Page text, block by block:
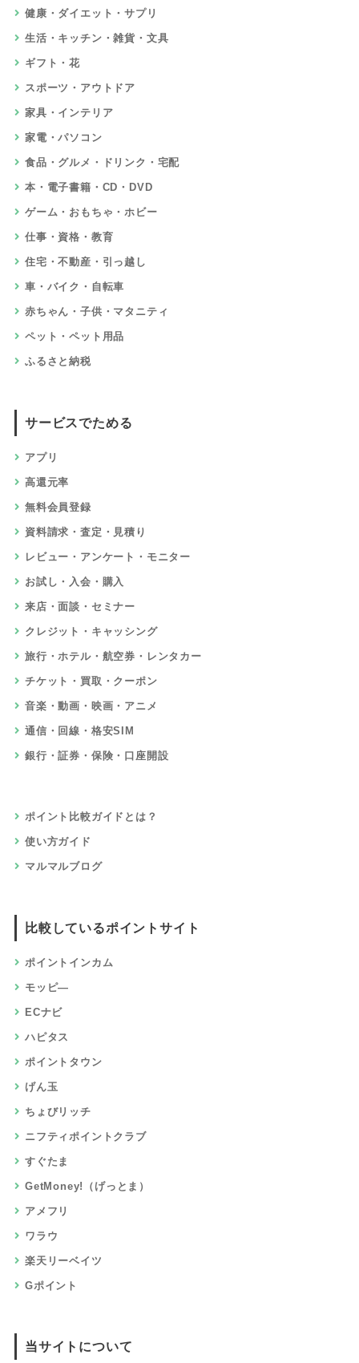
健康・ダイエット・サプリ
生活・キッチン・雑貨・文具
ギフト・花
スポーツ・アウトドア
家具・インテリア
家電・パソコン
食品・グルメ・ドリンク・宅配
本・電子書籍・CD・DVD
ゲーム・おもちゃ・ホビー
仕事・資格・教育
住宅・不動産・引っ越し
車・バイク・自転車
赤ちゃん・子供・マタニティ
ペット・ペット用品
ふるさと納税
サービスでためる
アプリ
高還元率
無料会員登録
資料請求・査定・見積り
レビュー・アンケート・モニター
お試し・入会・購入
来店・面談・セミナー
クレジット・キャッシング
旅行・ホテル・航空券・レンタカー
チケット・買取・クーポン
音楽・動画・映画・アニメ
通信・回線・格安SIM
銀行・証券・保険・口座開設
ポイント比較ガイドとは？
使い方ガイド
マルマルブログ
比較しているポイントサイト
ポイントインカム
モッピ―
ECナビ
ハピタス
ポイントタウン
げん玉
ちょびリッチ
ニフティポイントクラブ
すぐたま
GetMoney!（げっとま）
アメフリ
ワラウ
楽天リーベイツ
Gポイント
当サイトについて